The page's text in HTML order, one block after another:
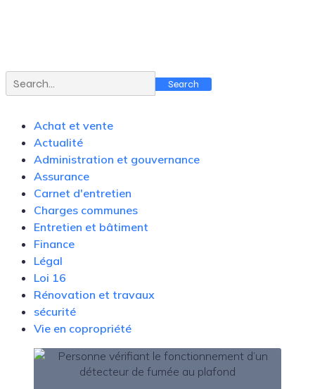
Search
Achat et vente
Actualité
Administration et gouvernance
Assurance
Carnet d'entretien
Charges communes
Entretien et bâtiment
Finance
Légal
Loi 16
Rénovation et travaux
sécurité
Vie en copropriété